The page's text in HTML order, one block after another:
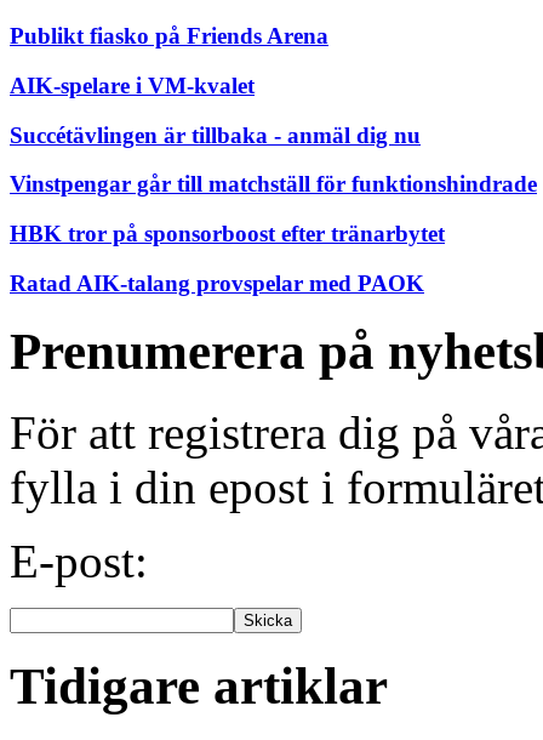
Publikt fiasko på Friends Arena
AIK-spelare i VM-kvalet
Succétävlingen är tillbaka - anmäl dig nu
Vinstpengar går till matchställ för funktionshindrade
HBK tror på sponsorboost efter tränarbytet
Ratad AIK-talang provspelar med PAOK
Prenumerera på
För att registrera dig på
fylla i din epost i
E-post:
Tidigare artiklar